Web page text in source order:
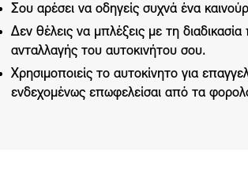
Σου αρέσει να οδηγείς συχνά ένα
Δεν θέλεις να μπλέξεις με τη
ανταλλαγής του αυτοκινήτου σου.
Χρησιμοποιείς το αυτοκίνητο για
ενδεχομένως επωφελείσαι από τα